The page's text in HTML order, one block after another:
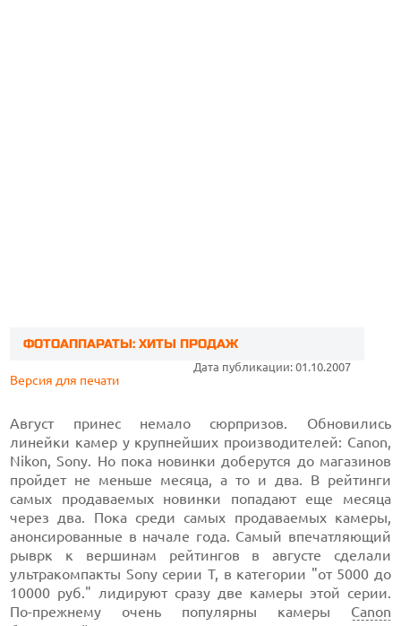
ФОТОАППАРАТЫ: ХИТЫ ПРОДАЖ
Дата публикации: 01.10.2007
Версия для печати
Август принес немало сюрпризов. Обновились
линейки камер у крупнейших производителей: Canon,
Nikon, Sony. Но пока новинки доберутся до магазинов
пройдет не меньше месяца, а то и два. В рейтинги
самых продаваемых новинки попадают еще месяца
через два. Пока среди самых продаваемых камеры,
анонсированные в начале года. Самый впечатляющий
рыврк к вершинам рейтингов в августе сделали
ультракомпакты Sony серии T, в категории "от 5000 до
10000 руб." лидируют сразу две камеры этой серии.
По-прежнему очень популярны камеры Canon